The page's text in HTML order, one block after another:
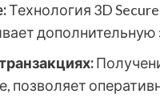
Технология 3D
позволяет